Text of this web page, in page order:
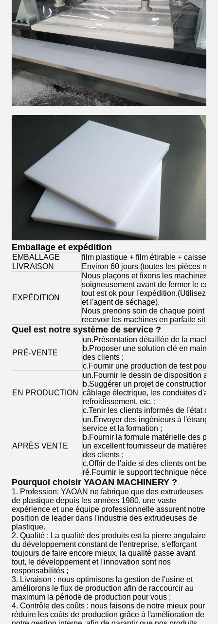
Emballage et expédition
EMBALLAGE
film plastique + film étirable + caisse
LIVRAISON
Environ 60 jours (toutes les pièces
EXPÉDITION
Nous plaçons et fixons les machines
soigneusement avant de fermer le
tout est ok pour l'expédition.(Utilisez
et l'agent de séchage).
Nous prenons soin de chaque point
recevoir les machines en parfaite
Quel est notre système de service ?
PRÉ-VENTE
un.Présentation détaillée de la
b.Proposer une solution clé en main
des clients ;
c.Fournir une production de test pour
EN PRODUCTION
un.Fournir le dessin de disposition
b.Suggérer un projet de construction
câblage électrique, les conduites d'air,
refroidissement, etc. ;
c.Tenir les clients informés de l'état de
APRÈS VENTE
un.Envoyer des ingénieurs à
service et la formation ;
b.Fournir la formule matérielle des
un excellent fournisseur de matières
des clients ;
c.Offrir de l'aide si des clients ont
ré.Fournir le support technique
Pourquoi choisir YAOAN MACHINERY ?
1. Profession: YAOAN ne fabrique que des extrudeuses
de plastique depuis les années 1980, une vaste
expérience et une équipe professionnelle assurent notre
position de leader dans l'industrie des extrudeuses de
plastique.
2. Qualité : La qualité des produits est la pierre angulaire
du développement constant de l'entreprise, s'efforçant
toujours de faire encore mieux, la qualité passe avant
tout, le développement et l'innovation sont nos
responsabilités ;
3. Livraison : nous optimisons la gestion de l'usine et
améliorons le flux de production afin de raccourcir au
maximum la période de production pour vous ;
4. Contrôle des coûts : nous faisons de notre mieux pour
réduire les coûts de production grâce à l'amélioration de